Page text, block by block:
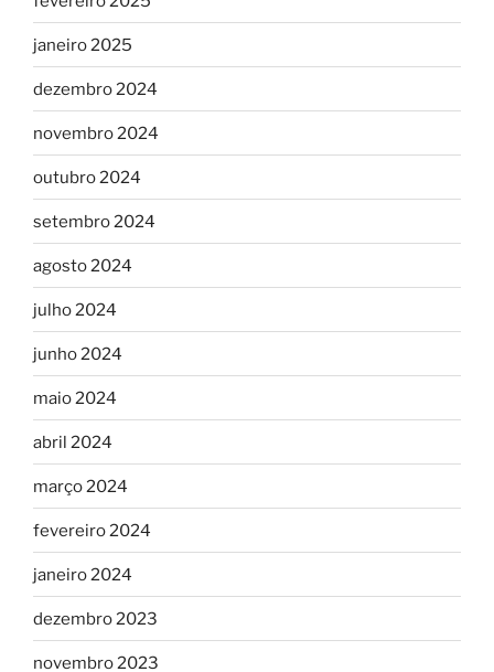
janeiro 2025
dezembro 2024
novembro 2024
outubro 2024
setembro 2024
agosto 2024
julho 2024
junho 2024
maio 2024
abril 2024
março 2024
fevereiro 2024
janeiro 2024
dezembro 2023
novembro 2023